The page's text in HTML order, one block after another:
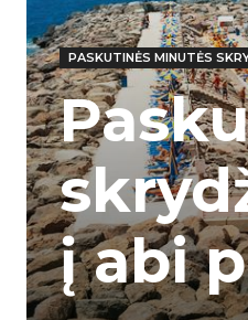
PASKUTINĖS MINUTĖS
į abi